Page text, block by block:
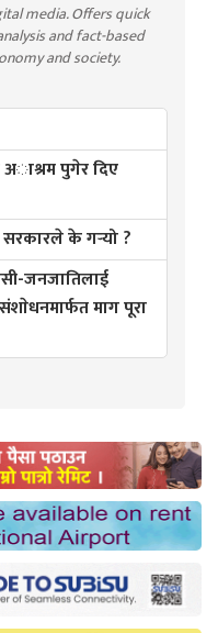
media. Offers quick
and fact-based
and society.
पुगेर दिए
सरकारले के गर्‍यो ?
जनजातिलाई
माग पूरा